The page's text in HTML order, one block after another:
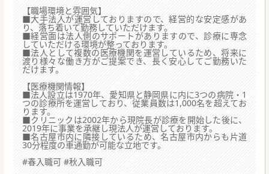
【職場環境と雰囲気】
■大手法人が運営しておりますので、経営的な安定感があ
り、落ち着いて勤務していただけます。
■経営面は法人側のサポートがありますので、診療に専念
していただける環境が整っております。
■法人として複数の医療機関を運営しているため、将来に
渡り様々な働き方がご提案でき、長く安心してご勤務いた
だけます。
【医療機関情報】
■法人設立は1970年、愛知県と静岡県に内に3つの病院・1
つの診療所を運営しており、従業員数は1,000名を超えてお
ります。
■クリニックは2002年から現院長が診療を開始した後に、
2019年に事業を承継し現法人が運営しております。
■名古屋市内に隣接しているため、名古屋市内からも片道
30分程度の車通勤が可能な立地です。
#春入職可 #秋入職可